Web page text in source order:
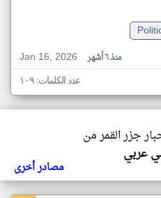
Jan 16, 2026
منذ ٦ أشهر
عدد الكلمات: ١٠٩
جزر القمر من
عربي
مصادر أخرى